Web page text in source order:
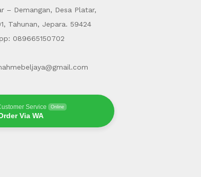
– Demangan, Desa Platar,
Tahunan, Jepara. 59424
089665150702
Service Online
Via WA